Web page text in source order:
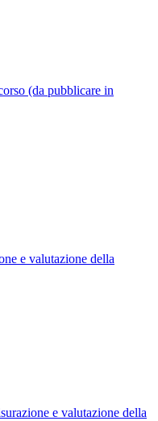
(da pubblicare in
e valutazione della
e valutazione della